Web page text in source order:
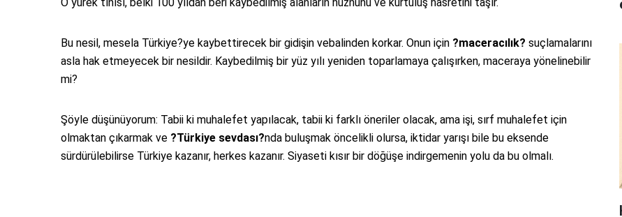
Bu nesil, mesela Türkiye?ye kaybettirecek bir gidişin vebalinden korkar. Onun için ?maceracılık? suçlamalarını
asla hak etmeyecek bir nesildir. Kaybedilmiş bir yüz yılı yeniden toparlamaya çalışırken, maceraya yönelinebilir
mi?
Şöyle düşünüyorum: Tabii ki muhalefet yapılacak, tabii ki farklı öneriler olacak, ama işi, sırf muhalefet için
olmaktan çıkarmak ve ?Türkiye sevdası?nda buluşmak öncelikli olursa, iktidar yarışı bile bu eksende
sürdürülebilirse Türkiye kazanır, herkes kazanır. Siyaseti kısır bir döğüşe indirgemenin yolu da bu olmalı.